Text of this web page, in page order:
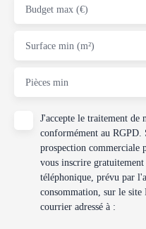
Budget max (€)
Surface min (m²)
Pièces min
J'accepte le traitement de
conformément au RGPD.
prospection commerciale
vous inscrire
téléphonique, prévu par
consommation, sur le
courrier adressé à :